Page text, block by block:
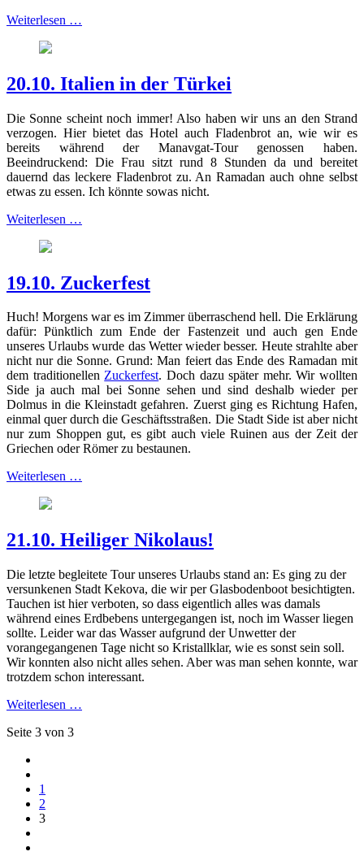
Weiterlesen …
20.10. Italien in der Türkei
Die Sonne scheint noch immer! Also haben wir uns an den Strand
verzogen. Hier bietet das Hotel auch Fladenbrot an, wie wir es
bereits während der Manavgat-Tour genossen haben.
Beeindruckend: Die Frau sitzt rund 8 Stunden da und bereitet
dauernd das leckere Fladenbrot zu. An Ramadan auch ohne selbst
etwas zu essen. Ich könnte sowas nicht.
Weiterlesen …
19.10. Zuckerfest
Huch! Morgens war es im Zimmer überraschend hell. Die Erklärung
dafür: Pünktlich zum Ende der Fastenzeit und auch gen Ende
unseres Urlaubs wurde das Wetter wieder besser. Heute strahlte aber
nicht nur die Sonne. Grund: Man feiert das Ende des Ramadan mit
dem traditionellenZuckerfest. Doch dazu später mehr. Wir wollten
Side ja auch mal bei Sonne sehen und sind deshalb wieder per
Dolmus in die Kleinstadt gefahren. Zuerst ging es Richtung Hafen,
einmal quer durch die Geschäftsstraßen. Die Stadt Side ist aber nicht
nur zum Shoppen gut, es gibt auch viele Ruinen aus der Zeit der
Griechen oder Römer zu bestaunen.
Weiterlesen …
21.10. Heiliger Nikolaus!
Die letzte begleitete Tour unseres Urlaubs stand an: Es ging zu der
versunkenen Stadt Kekova, die wir per Glasbodenboot besichtigten.
Tauchen ist hier verboten, so dass eigentlich alles was damals
während eines Erdbebens untergegangen ist, noch im Wasser liegen
sollte. Leider war das Wasser aufgrund der Unwetter der
vorangegangenen Tage nicht so Kristallklar, wie es sonst sein soll.
Wir konnten also nicht alles sehen. Aber was man sehen konnte, war
trotzdem schon interessant.
Weiterlesen …
Seite 3 von 3
1
2
3